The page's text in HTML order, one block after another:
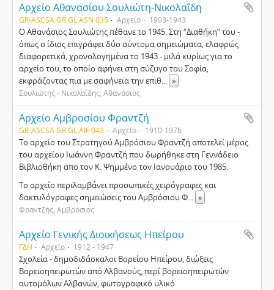
Αρχείο Αθανασίου Σουλιώτη-Νικολαΐδη
GR-ASCSA GR GL ASN 035 Αρχείο 1903-1943
Ο Αθανάσιος Σουλιώτης πέθανε το 1945. Στη “Διαθήκη” του -
όπως ο ίδιος επιγράφει δύο σύντομα σημειώματα, ελαφρώς
διαφορετικά, χρονολογημένα το 1943 - μιλά κυρίως για το
αρχείο του, το οποίο αφήνει στη σύζυγο του Σοφία,
εκφράζοντας πια με σαφήνεια την επιθ... »
Σουλιώτης - Νικολαΐδης, Αθανάσιος
Αρχείο Αμβροσίου Φραντζή
GR-ASCSA GR GL AIF 043 Αρχείο 1910-1976
Το αρχείο του Στρατηγού Αμβρόσιου Φραντζή αποτελεί μέρος
του αρχείου Ιωάννη Φραντζή που δωρήθηκε στη Γεννάδειο
Βιβλιοθήκη απο τον Κ. Ψημμένο τον Ιανουάριο του 1985.
Το αρχείο περιλαμβάνει προσωπικές χειρόγραφες και
δακτυλόγραφες σημειώσεις του Αμβρόσιου Φ... »
Φραντζής, Αμβρόσιος
Αρχείο Γενικής Διοικήσεως Ηπείρου
ΓΔΗ Αρχείο 1912 - 1947
Σχολεία - δημοδιδάσκαλοι Βορείου Ηπείρου, διώξεις
Βορειοηπειρωτών από Αλβανούς, περί βορειοηπειρωτών
αυτομόλων Αλβανών, φωτογραφικό υλικό.